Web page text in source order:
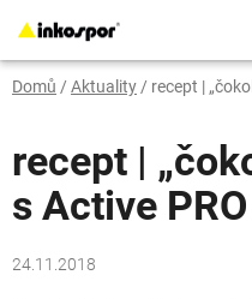
na
obsah
Domů / Aktuality/ recept |
recept |
s Active
24.11.2018